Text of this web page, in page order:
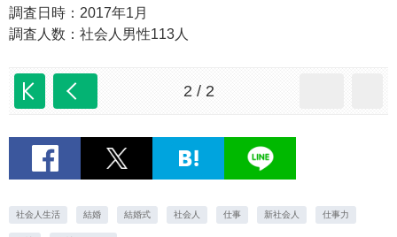
調査日時：2017年1月
調査人数：社会人男性113人
2 / 2
社会人生活 結婚 結婚式 社会人 仕事 新社会人 仕事力